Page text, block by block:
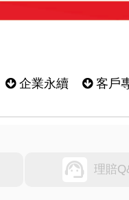
企業永續 客戶
理賠